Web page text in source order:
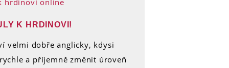
K HRDINOVI!
velmi dobře anglicky, kdysi
a příjemně změnit úroveň